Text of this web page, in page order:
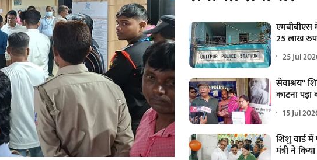
25 लाख
25 Jul
सेवाश्रय''
काटना पड़ा
15 Jul
शिशु वार्ड
मंत्री ने